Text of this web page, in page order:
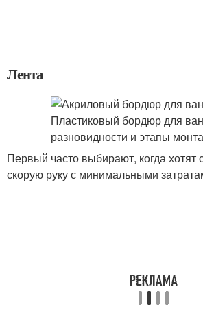
Лента
Первый часто выбирают, когда хотят
скорую руку с минимальными